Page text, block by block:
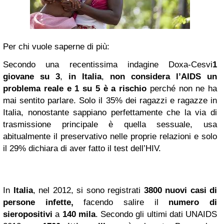
Per chi vuole saperne di più:
Secondo una recentissima indagine Doxa-Cesvi1
giovane su 3, in Italia, non considera l’AIDS un
problema reale e 1 su 5 è a rischio perché non ne ha
mai sentito parlare. Solo il 35% dei ragazzi e ragazze in
Italia, nonostante sappiano perfettamente che la via di
trasmissione principale è quella sessuale, usa
abitualmente il preservativo nelle proprie relazioni e solo
il 29% dichiara di aver fatto il test dell’HIV.
In Italia, nel 2012, si sono registrati 3800 nuovi casi di
persone infette, facendo salire il numero di
sieropositivi a 140 mila. Secondo gli ultimi dati UNAIDS